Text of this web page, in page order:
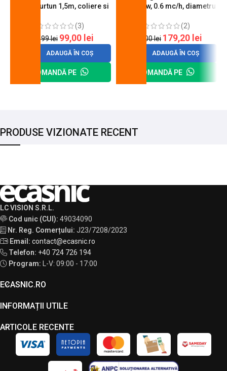
butelie, furtun 1,5m, coliere si
(3)
120,99lei 99,00 lei
ADAUGĂ ÎN COȘ
COMANDĂ PE
A600, 6 kw, 0.6 mc/h, diametru
(2)
200,00lei 179,20 lei
ADAUGĂ ÎN COȘ
COMANDĂ PE
PRODUSE VIZIONATE RECENT
LC VISION S.R.L.
Cod unic (CUI): 49034090
Nr. Reg. Comerțului: J23/7208/2023
Email: contact@ecasnic.ro
Telefon: +40 724 726 194
Program: L-V: 09:00 - 17:00
ECASNIC.RO
INFORMAȚII UTILE
ARTICOLE RECENTE